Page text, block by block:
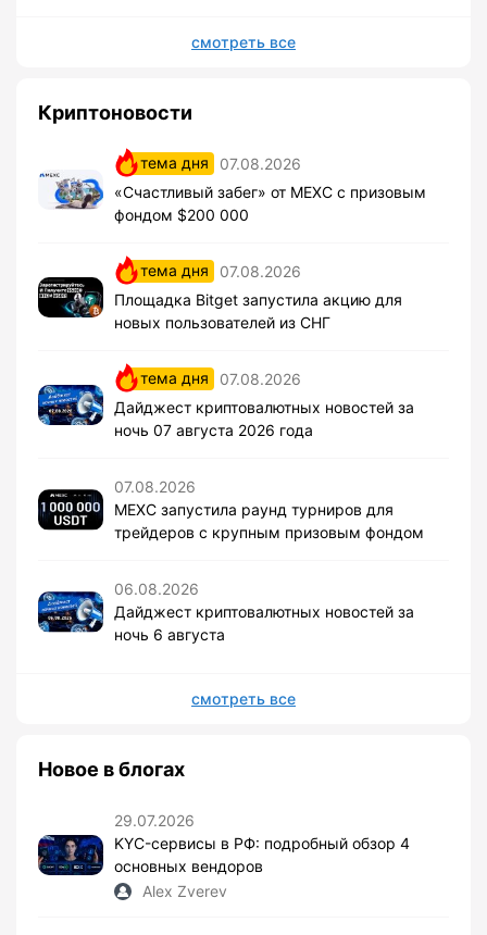
смотреть все
Криптоновости
тема дня
07.08.2026
«Счастливый забег» от MEXC с призовым
фондом $200 000
тема дня
07.08.2026
Площадка Bitget запустила акцию для
новых пользователей из СНГ
тема дня
07.08.2026
Дайджест криптовалютных новостей за
ночь 07 августа 2026 года
07.08.2026
MEXC запустила раунд турниров для
трейдеров с крупным призовым фондом
06.08.2026
Дайджест криптовалютных новостей за
ночь 6 августа
смотреть все
Новое в блогах
29.07.2026
KYC-сервисы в РФ: подробный обзор 4
основных вендоров
Alex Zverev